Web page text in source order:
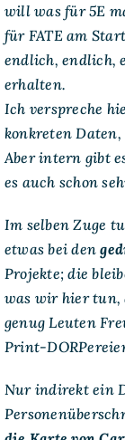
will was für 5E
für FATE am
endlich, endlich,
erhalten.
Ich verspreche
konkreten
Aber intern gibt
es auch schon
Im selben Zuge
etwas bei den
Projekte; die
was wir hier tun,
genug Leuten
Print-
Nur indirekt ein